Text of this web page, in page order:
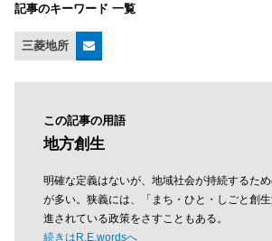
記事のキーワード 一覧
三菱地所
この記事の用語
地方創生
明確な定義はないが、地域社会が持続するた
が多い。狭義には、「まち・ひと・しごと創
進されている政策をさすこともある。
続きはR.E.wordsへ